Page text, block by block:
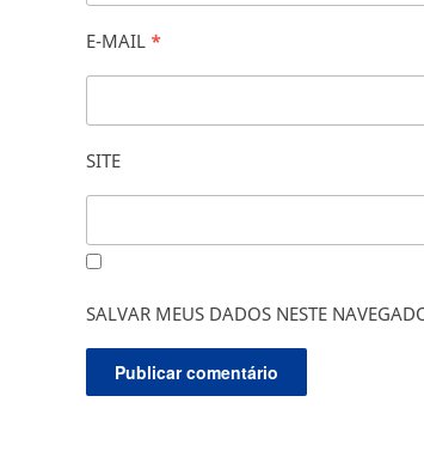
E-MAIL *
SITE
SALVAR MEUS DADOS NESTE